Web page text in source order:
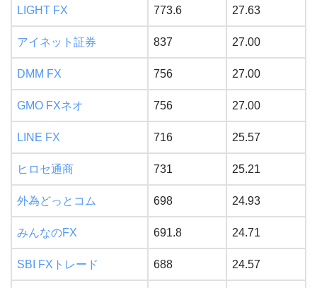
LIGHT FX 773.6 27.63
アイネット証券 837 27.00
DMM FX 756 27.00
GMO FXネオ 756 27.00
LINE FX 716 25.57
ヒロセ通商 731 25.21
外為どっとコム 698 24.93
みんなのFX 691.8 24.71
SBI FXトレード 688 24.57